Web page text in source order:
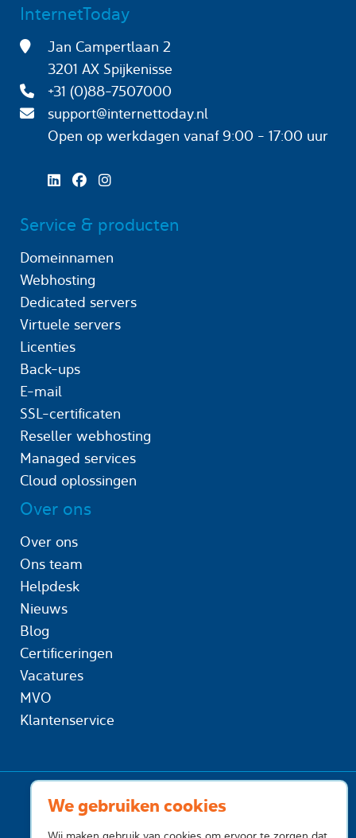
We gebruiken cookies
InternetToday
Jan Campertlaan 2
3201 AX Spijkenisse
+31 (0)88-7507000
support@internettoday.nl
Open op werkdagen
vanaf 9:00 - 17:00 uur
Service & producten
Domeinnamen
Webhosting
Dedicated servers
Virtuele servers
Licenties
Back-ups
E-mail
SSL-certificaten
Reseller webhosting
Managed services
Cloud oplossingen
Over ons
Over ons
Ons team
Helpdesk
Nieuws
Blog
Certificeringen
Vacatures
MVO
Klantenservice